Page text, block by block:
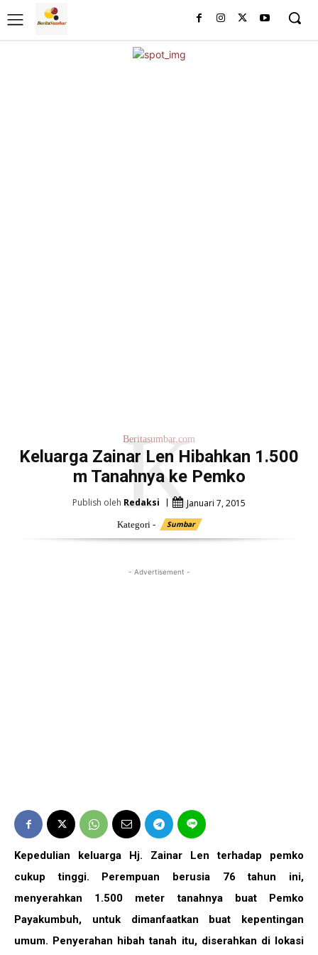
Beritasumbar.com
Keluarga Zainar Len Hibahkan 1.500
m Tanahnya ke Pemko
K
Publish oleh Redaksi Januari 7, 2015
Kategori - Sumbar
- Advertisement -
Kepedulian keluarga Hj. Zainar Len terhadap pemko
cukup tinggi. Perempuan berusia 76 tahun ini,
menyerahkan 1.500 meter tanahnya buat Pemko
Payakumbuh, untuk dimanfaatkan buat kepentingan
umum. Penyerahan hibah tanah itu, diserahkan di lokasi